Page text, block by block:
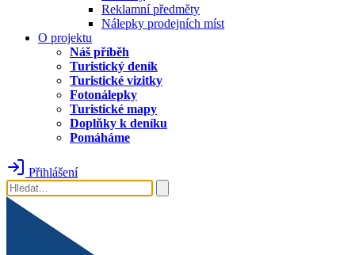
Reklamní předměty
Nálepky prodejních míst
O projektu
Náš příběh
Turistický deník
Turistické vizitky
Fotonálepky
Turistické mapy
Doplňky k deníku
Pomáháme
Přihlášení